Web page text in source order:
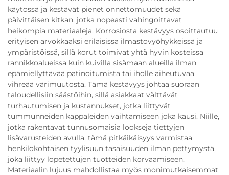
käytössä ja kestävät pienet onnettomuudet sekä
päivittäisen kitkan, jotka nopeasti vahingoittavat
heikompia materiaaleja. Korrosiosta kestävyys osoittautuu
erityisen arvokkaaksi erilaisissa ilmastovyöhykkeissä ja
ympäristöissä, sillä korut toimivat yhtä hyvin kosteissa
rannikkoalueissa kuin kuivilla sisämaan alueilla ilman
epämiellyttävää patinoitumista tai iholle aiheutuvaa
vihreää värimuutosta. Tämä kestävyys johtaa suoraan
taloudellisiin säästöihin, sillä asiakkaat välttävät
turhautumisen ja kustannukset, jotka liittyvät
tummunneiden kappaleiden vaihtamiseen joka kausi. Niille,
jotka rakentavat tunnusomaisia lookseja tiettyjen
lisävarusteiden avulla, tämä pitkäikäisyys varmistaa
henkilökohtaisen tyylisuun tasaisuuden ilman pettymystä,
joka liittyy lopetettujen tuotteiden korvaamiseen.
Materiaalin lujuus mahdollistaa myös monimutkaisemmat